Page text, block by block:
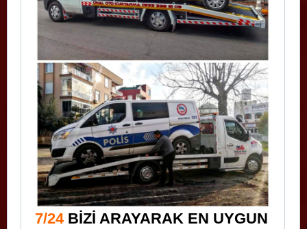
7/24BİZİ ARAYARAK EN UYGUN